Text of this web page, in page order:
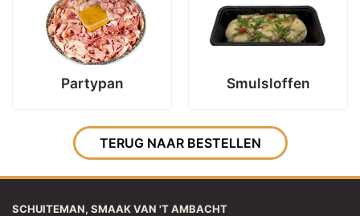
Partypan Smulsloffen
TERUG NAAR BESTELLEN
SCHUITEMAN, SMAAK VAN 'T AMBACHT